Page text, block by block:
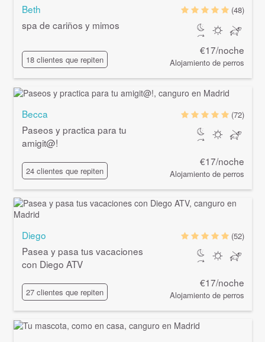
Beth
spa de cariños y mimos
18 clientes que repiten
(48)
€17/noche
Alojamiento de perros
Becca
Paseos y practica para tu
amigit@!
24 clientes que repiten
(72)
€17/noche
Alojamiento de perros
Diego
Pasea y pasa tus vacaciones
con Diego ATV
27 clientes que repiten
(52)
€17/noche
Alojamiento de perros